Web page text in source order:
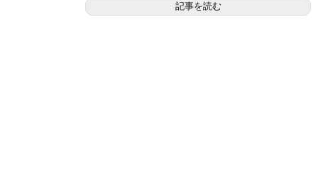
記事を読む